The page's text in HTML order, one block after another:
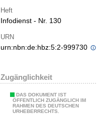
Heft
Infodienst - Nr. 130
URN
urn:nbn:de:hbz:5:2-999730
Zugänglichkeit
DAS DOKUMENT IST
ÖFFENTLICH ZUGÄNGLICH IM
RAHMEN DES DEUTSCHEN
URHEBERRECHTS.